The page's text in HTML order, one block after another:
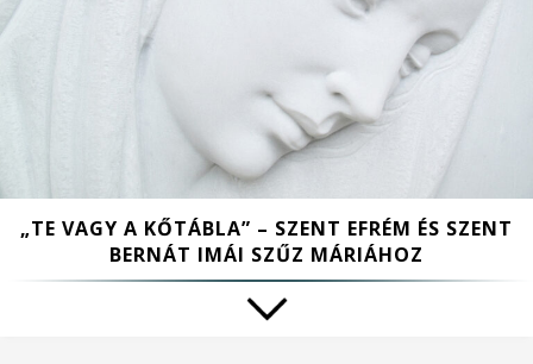
„TE VAGY A KŐTÁBLA” – SZENT EFRÉM ÉS SZENT
BERNÁT IMÁI SZŰZ MÁRIÁHOZ